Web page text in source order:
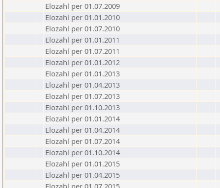
Elozahl per 01.07.2009
Elozahl per 01.01.2010
Elozahl per 01.07.2010
Elozahl per 01.01.2011
Elozahl per 01.07.2011
Elozahl per 01.01.2012
Elozahl per 01.01.2013
Elozahl per 01.04.2013
Elozahl per 01.07.2013
Elozahl per 01.10.2013
Elozahl per 01.01.2014
Elozahl per 01.04.2014
Elozahl per 01.07.2014
Elozahl per 01.10.2014
Elozahl per 01.01.2015
Elozahl per 01.04.2015
Elozahl per 01.07.2015